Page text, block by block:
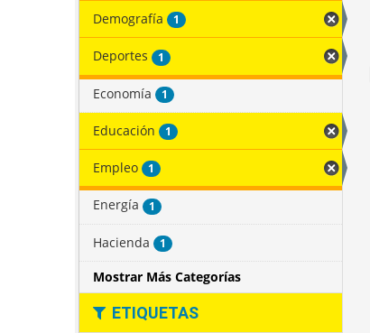
Demografía 1
Deportes 1
Economía 1
Educación 1
Empleo 1
Energía 1
Hacienda 1
Mostrar Más Categorías
ETIQUETAS